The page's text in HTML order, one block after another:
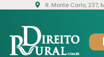
R. Monte Carlo, 237,